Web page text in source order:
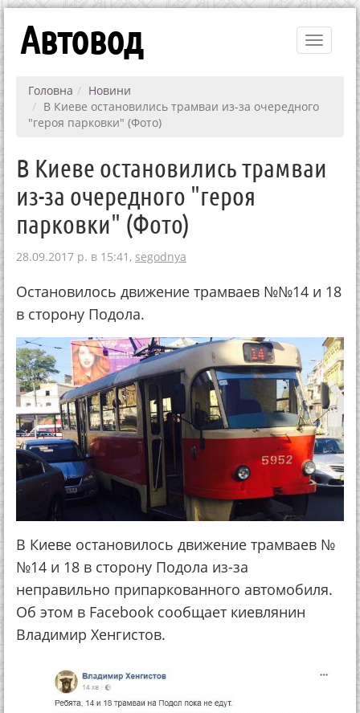
Toggle
Автовод
Головна
Новини
В Киеве остановились трамваи из-за очередного
"героя парковки" (Фото)
В Киеве остановились трамваи
из-за очередного "героя
парковки" (Фото)
28.09.2017 р. в 15:41, segodnya
Остановилось движение трамваев №№14 и 18
в сторону Подола.
В Киеве остановилось движение трамваев №
№14 и 18 в сторону Подола из-за
неправильно припаркованного автомобиля.
Об этом в Facebook сообщает киевлянин
Владимир Хенгистов.